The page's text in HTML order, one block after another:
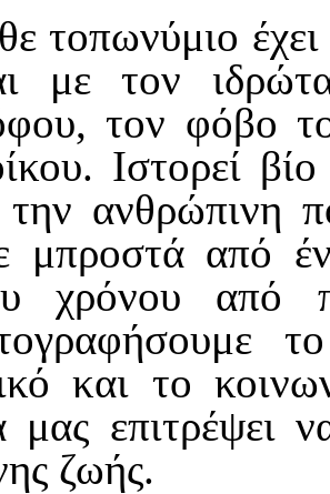
τοπωνύμιο
με τον
τον φόβο
Ιστορεί
την ανθρώπινη
μπροστά από
χρόνου από
και το
μας επιτρέψει
ζωής.